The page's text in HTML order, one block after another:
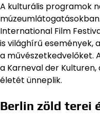
A kulturális programok
International Film
is világhírű események,
a művészetkedvelőket.
a Karneval der
életét ünneplik.
Berlin zöld terei